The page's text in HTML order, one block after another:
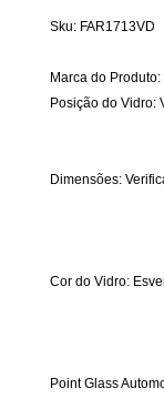
Sku: FAR1713VD
Marca do
Posição do Vidro:
Dimensões:
Cor do Vidro:
Point Glass